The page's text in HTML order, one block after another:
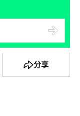
分享